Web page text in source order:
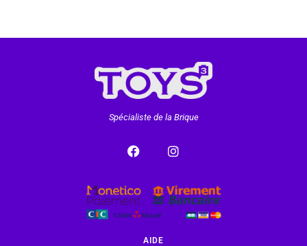
Spécialiste de la Brique
AIDE